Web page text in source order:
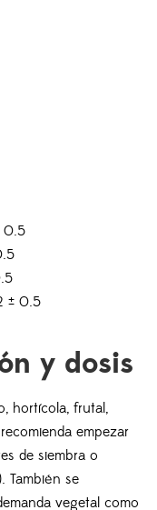
0.5
± 0.5
y dosis
hortícola, frutal,
empezar
de siembra o
También se
vegetal como